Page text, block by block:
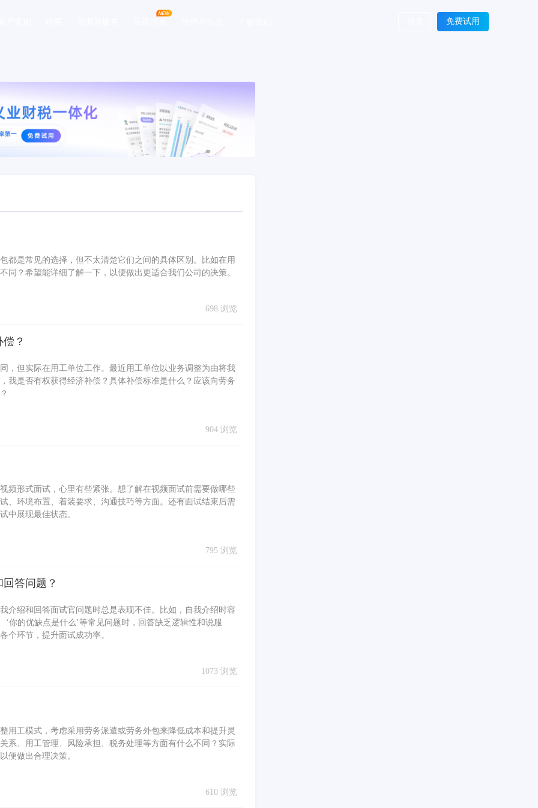
免费试用
都是常见的选择，但不太清楚它们之间的具体区别。比如在用
？希望能详细了解一下，以便做出更适合我们公司的决策。
698 浏览
？
，但实际在用工单位工作。最近用工单位以业务调整为由将我
我是否有权获得经济补偿？具体补偿标准是什么？应该向劳务
904 浏览
频形式面试，心里有些紧张。想了解在视频面试前需要做哪些
、环境布置、着装要求、沟通技巧等方面。还有面试结束后需
中展现最佳状态。
795 浏览
答问题？
介绍和回答面试官问题时总是表现不佳。比如，自我介绍时容
你的优缺点是什么’等常见问题时，回答缺乏逻辑性和说服
个环节，提升面试成功率。
1073 浏览
用工模式，考虑采用劳务派遣或劳务外包来降低成本和提升灵
系、用工管理、风险承担、税务处理等方面有什么不同？实际
便做出合理决策。
610 浏览